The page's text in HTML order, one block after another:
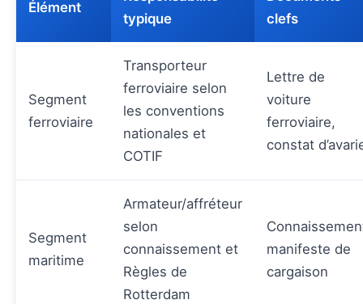
Élément
typique
clefs
Segment
ferroviaire
Transporteur
ferroviaire selon
les conventions
nationales et
COTIF
Lettre de
voiture
ferroviaire,
constat
Segment
maritime
Armateur/affréteur
selon
connaissement et
Règles de
Rotterdam
manifeste de
cargaison